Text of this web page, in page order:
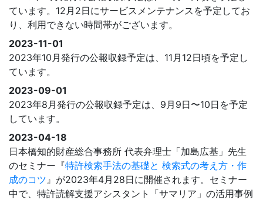
ています。12月2日にサービスメンテナンスを予定してお
り、利用できない時間帯がございます。
2023-11-01
2023年10月発行の公報収録予定は、11月12日頃を予定し
ています。
2023-09-01
2023年8月発行の公報収録予定は、9月9日〜10日を予定
しています。
2023-04-18
日本橋知的財産総合事務所 代表弁理士「加島広基」先生
のセミナー『特許検索手法の基礎と 検索式の考え方・作
成のコツ』が2023年4月28日に開催されます。セミナー
中で、特許読解支援アシスタント「サマリア」の活用事例